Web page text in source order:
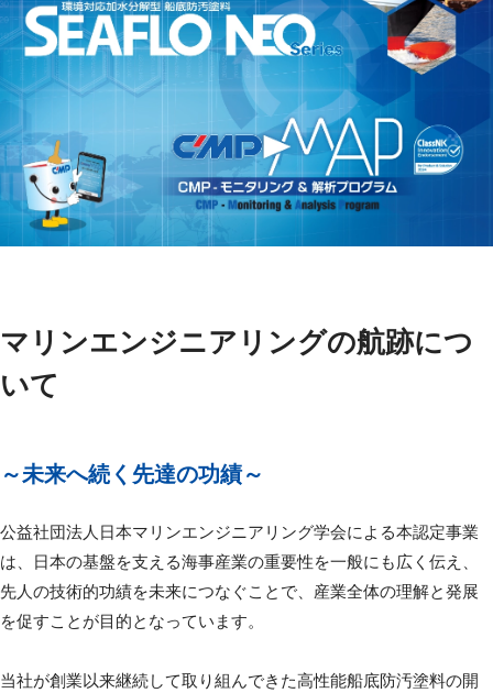
マリンエンジニアリングの航跡につ
いて
～未来へ続く先達の功績～
公益社団法人日本マリンエンジニアリング学会による本認定事業
は、日本の基盤を支える海事産業の重要性を一般にも広く伝え、
先人の技術的功績を未来につなぐことで、産業全体の理解と発展
を促すことが目的となっています。
当社が創業以来継続して取り組んできた高性能船底防汚塗料の開